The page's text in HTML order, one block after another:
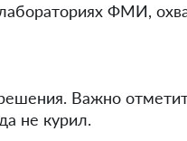
ФМИ,
Важно
не курил.